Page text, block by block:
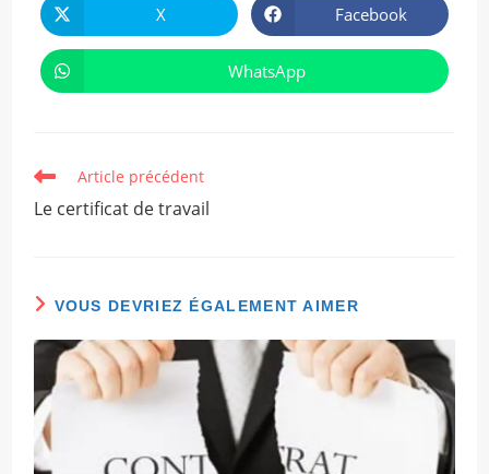
CONTENU
Ouvrir
dans
une
X Ouvrir
dans
une
Facebook
Ouvrir
dans
WhatsApp
Read
articles
Article précédent
Le certificat de travail
VOUS DEVRIEZ ÉGALEMENT AIMER